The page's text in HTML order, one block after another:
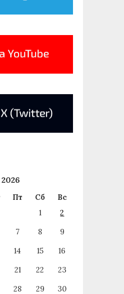
Пт Сб
Вс
1
2
7 8
9
14 15
16
21 22
23
28 29
30